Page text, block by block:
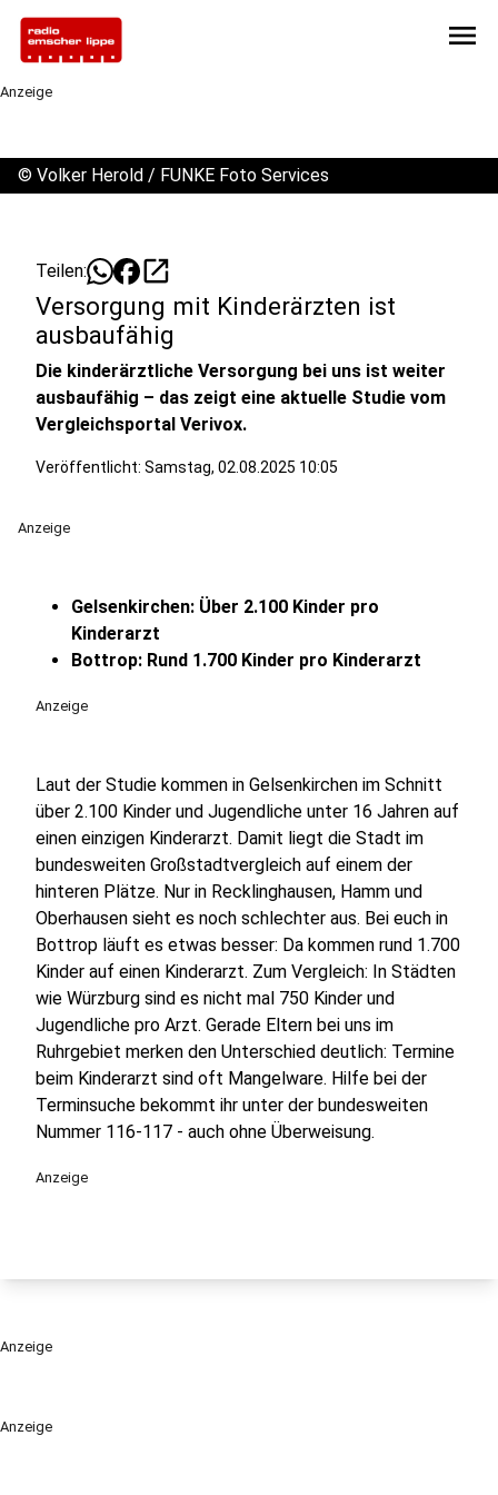
menu
Anzeige
Anzeige
© Volker Herold / FUNKE Foto Services
Teilen: open_in_new
Versorgung mit Kinderärzten ist
ausbaufähig
Die kinderärztliche Versorgung bei uns ist weiter
ausbaufähig – das zeigt eine aktuelle Studie vom
Vergleichsportal Verivox.
Veröffentlicht: Samstag, 02.08.2025 10:05
Anzeige
Gelsenkirchen: Über 2.100 Kinder pro
Kinderarzt
Bottrop: Rund 1.700 Kinder pro Kinderarzt
Anzeige
Laut der Studie kommen in Gelsenkirchen im Schnitt
über 2.100 Kinder und Jugendliche unter 16 Jahren auf
einen einzigen Kinderarzt. Damit liegt die Stadt im
bundesweiten Großstadtvergleich auf einem der
hinteren Plätze. Nur in Recklinghausen, Hamm und
Oberhausen sieht es noch schlechter aus. Bei euch in
Bottrop läuft es etwas besser: Da kommen rund 1.700
Kinder auf einen Kinderarzt. Zum Vergleich: In Städten
wie Würzburg sind es nicht mal 750 Kinder und
Jugendliche pro Arzt. Gerade Eltern bei uns im
Ruhrgebiet merken den Unterschied deutlich: Termine
beim Kinderarzt sind oft Mangelware. Hilfe bei der
Terminsuche bekommt ihr unter der bundesweiten
Nummer 116-117 - auch ohne Überweisung.
Anzeige
Anzeige